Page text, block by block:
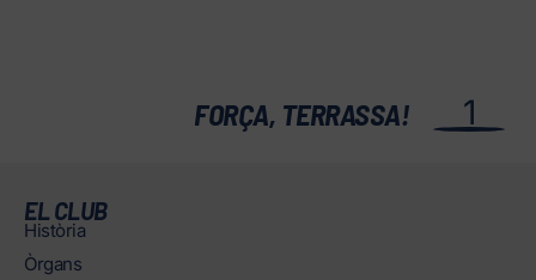
FORÇA, TERRASSA! 1
EL CLUB
Història
Òrgans